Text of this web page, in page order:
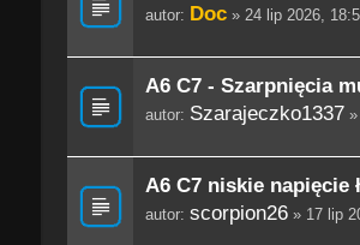
autor: Doc» 24 lip 2026,
A6 C7 - Szarpnięcia
autor: Szarajeczko1337
A6 C7 niskie napięcie
autor: scorpion26» 17 lip